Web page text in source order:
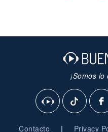
¡Somos
Contacto | Privacy